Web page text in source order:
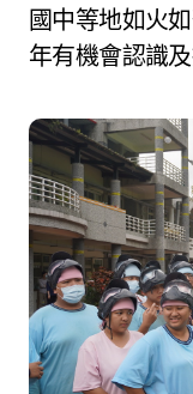
國中等地如火
年有機會認識